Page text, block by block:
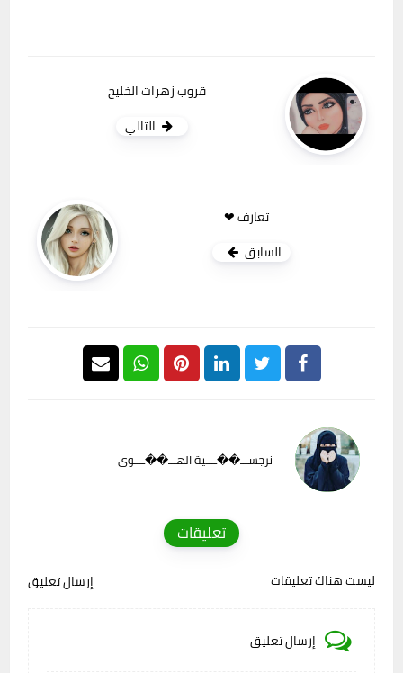
قروب زهرات الخليج
التالي
تعارف ❤
السابق
نرجســـ��ــــية الهـــ��ــــوى
تعليقات
ليست هناك تعليقات إرسال تعليق
إرسال تعليق